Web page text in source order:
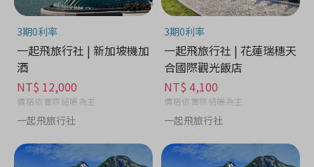
3期0利率
一起飛旅行社 | 新加坡機加
酒
NT$ 12,000
價格依實際結帳為主
一起飛旅行社
3期0利率
一起飛旅行社 | 花蓮瑞穗天
合國際觀光飯店
NT$ 4,100
價格依實際結帳為主
一起飛旅行社